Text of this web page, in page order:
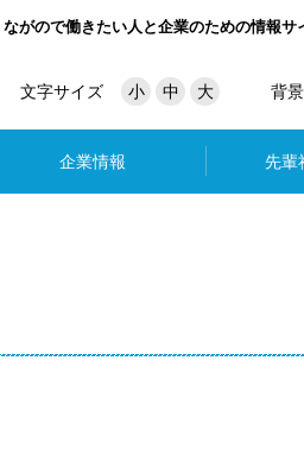
ながので働きたい人と企業のための情報
文字サイズ 小 中 大 背
企業情報 先輩